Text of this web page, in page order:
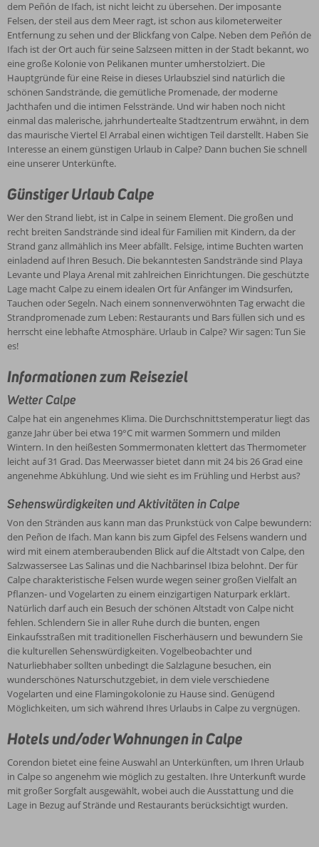
Naturschutzgebiet, in dem viele verschiedene Vogelarten und eine
Flamingokolonie zu Hause sind. Genügend Möglichkeiten, um sich
während Ihres Urlaubs in Calpe zu vergnügen.
dem Peñón de Ifach, ist nicht leicht zu übersehen. Der imposante
Felsen, der steil aus dem Meer ragt, ist schon aus kilometerweiter
Entfernung zu sehen und der Blickfang von Calpe. Neben dem Peñón de
Ifach ist der Ort auch für seine Salzseen mitten in der Stadt bekannt, wo
eine große Kolonie von Pelikanen munter umherstolziert. Die
Hauptgründe für eine Reise in dieses Urlaubsziel sind natürlich die
schönen Sandstrände, die gemütliche Promenade, der moderne
Jachthafen und die intimen Felsstrände. Und wir haben noch nicht
einmal das malerische, jahrhundertealte Stadtzentrum erwähnt, in dem
das maurische Viertel El Arrabal einen wichtigen Teil darstellt. Haben Sie
Interesse an einem günstigen Urlaub in Calpe? Dann buchen Sie schnell
eine unserer Unterkünfte.
Günstiger Urlaub Calpe
Wer den Strand liebt, ist in Calpe in seinem Element. Die großen und
recht breiten Sandstrände sind ideal für Familien mit Kindern, da der
Strand ganz allmählich ins Meer abfällt. Felsige, intime Buchten warten
einladend auf Ihren Besuch. Die bekanntesten Sandstrände sind Playa
Levante und Playa Arenal mit zahlreichen Einrichtungen. Die geschützte
Lage macht Calpe zu einem idealen Ort für Anfänger im Windsurfen,
Tauchen oder Segeln. Nach einem sonnenverwöhnten Tag erwacht die
Strandpromenade zum Leben: Restaurants und Bars füllen sich und es
herrscht eine lebhafte Atmosphäre. Urlaub in Calpe? Wir sagen: Tun Sie
es!
Informationen zum Reiseziel
Wetter Calpe
Calpe hat ein angenehmes Klima. Die Durchschnittstemperatur liegt das
ganze Jahr über bei etwa 19°C mit warmen Sommern und milden
Wintern. In den heißesten Sommermonaten klettert das Thermometer
leicht auf 31 Grad. Das Meerwasser bietet dann mit 24 bis 26 Grad eine
angenehme Abkühlung. Und wie sieht es im Frühling und Herbst aus?
Sehenswürdigkeiten und Aktivitäten in Calpe
Von den Stränden aus kann man das Prunkstück von Calpe bewundern:
den Peñon de Ifach. Man kann bis zum Gipfel des Felsens wandern und
wird mit einem atemberaubenden Blick auf die Altstadt von Calpe, den
Salzwassersee Las Salinas und die Nachbarinsel Ibiza belohnt. Der für
Calpe charakteristische Felsen wurde wegen seiner großen Vielfalt an
Pflanzen- und Vogelarten zu einem einzigartigen Naturpark erklärt.
Natürlich darf auch ein Besuch der schönen Altstadt von Calpe nicht
fehlen. Schlendern Sie in aller Ruhe durch die bunten, engen
Einkaufsstraßen mit traditionellen Fischerhäusern und bewundern Sie
die kulturellen Sehenswürdigkeiten. Vogelbeobachter und
Naturliebhaber sollten unbedingt die Salzlagune besuchen, ein
wunderschönes Naturschutzgebiet, in dem viele verschiedene
Vogelarten und eine Flamingokolonie zu Hause sind. Genügend
Möglichkeiten, um sich während Ihres Urlaubs in Calpe zu vergnügen.
Hotels und/oder Wohnungen in Calpe
Corendon bietet eine feine Auswahl an Unterkünften, um Ihren Urlaub
in Calpe so angenehm wie möglich zu gestalten. Ihre Unterkunft wurde
mit großer Sorgfalt ausgewählt, wobei auch die Ausstattung und die
Lage in Bezug auf Strände und Restaurants berücksichtigt wurden.